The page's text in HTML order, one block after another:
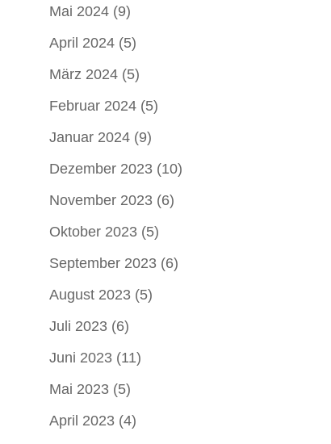
Mai 2024(9)
April 2024(5)
März 2024(5)
Februar 2024(5)
Januar 2024(9)
Dezember 2023(10)
November 2023(6)
Oktober 2023(5)
September 2023(6)
August 2023(5)
Juli 2023(6)
Juni 2023(11)
Mai 2023(5)
April 2023(4)